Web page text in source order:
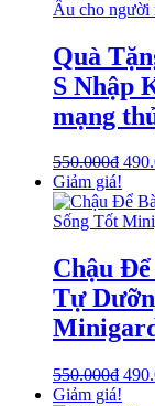
Quà
S Nhập
mạng
550.000₫
Giảm giá!
Chậu
Tự
550.000₫
Giảm giá!